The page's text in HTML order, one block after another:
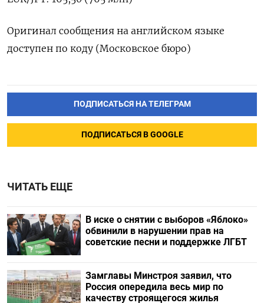
Оригинал сообщения на английском языке
доступен по коду (Московское бюро)
ПОДПИСАТЬСЯ НА ТЕЛЕГРАМ
ПОДПИСАТЬСЯ В GOOGLE
ЧИТАТЬ ЕЩЕ
В иске о снятии с выборов «Яблоко»
обвинили в нарушении прав на
советские песни и поддержке ЛГБТ
Замглавы Минстроя заявил, что
Россия опередила весь мир по
качеству строящегося жилья